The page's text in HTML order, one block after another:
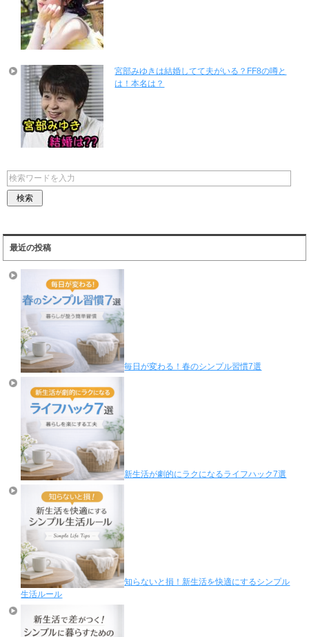
宮部みゆきは結婚してて夫がいる？FF8の噂と
は！本名は？
最近の投稿
毎日が変わる！春のシンプル習慣7選
新生活が劇的にラクになるライフハック7選
知らないと損！新生活を快適にするシンプル
生活ルール